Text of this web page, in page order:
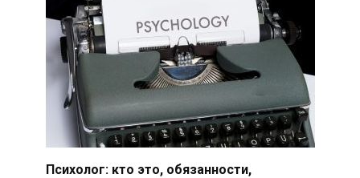
Психолог: кто это, обязанности,